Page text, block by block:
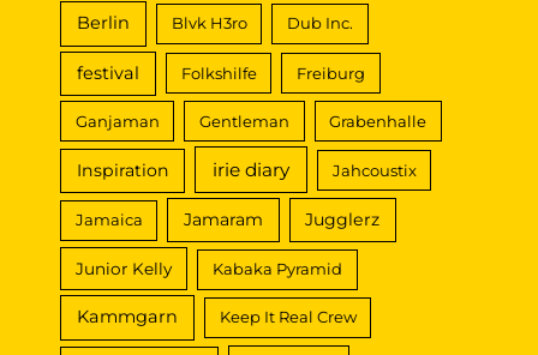
Berlin Blvk H3ro Dub Inc.
festival Folkshilfe Freiburg
Ganjaman Gentleman Grabenhalle
Inspiration irie diary Jahcoustix
Jamaica Jamaram Jugglerz
Junior Kelly Kabaka Pyramid
Kammgarn Keep It Real Crew